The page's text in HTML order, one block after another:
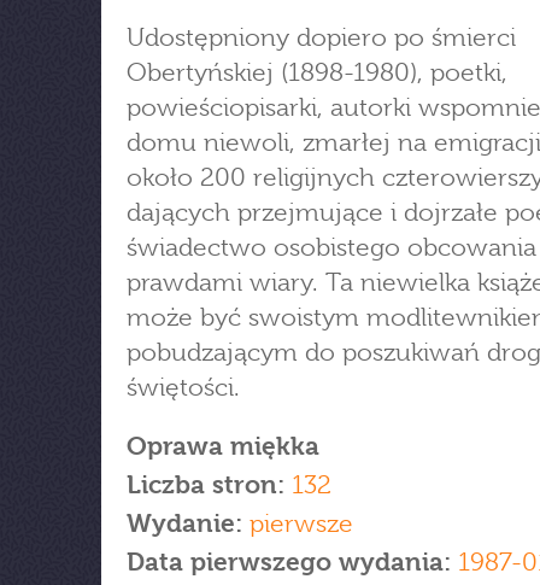
Udostępniony dopiero po śmierci
Obertyńskiej (1898-1980), poetki,
powieściopisarki, autorki
domu niewoli, zmarłej na
około 200 religijnych
dających przejmujące i dojrzałe
świadectwo osobistego
prawdami wiary. Ta niewielka
może być swoistym
pobudzającym do poszukiwań
świętości.
Oprawa miękka
Liczba stron: 132
Wydanie: pierwsze
Data pierwszego wydania: 1987-